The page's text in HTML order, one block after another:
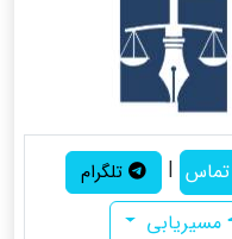
|
تلگرام
مسیریابی